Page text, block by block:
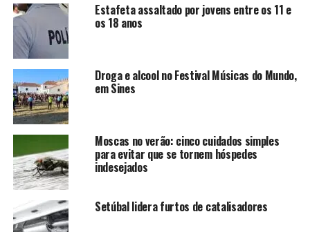
Estafeta assaltado por jovens entre os 11 e
os 18 anos
Droga e alcool no Festival Músicas do Mundo,
em Sines
Moscas no verão: cinco cuidados simples
para evitar que se tornem hóspedes
indesejados
Setúbal lidera furtos de catalisadores